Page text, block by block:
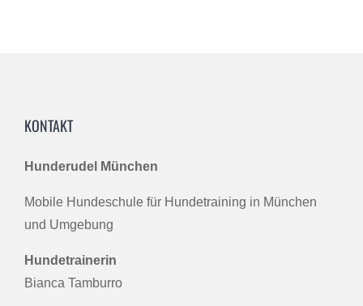
KONTAKT
Hunderudel München
Mobile Hundeschule für Hundetraining in München
und Umgebung
Hundetrainerin
Bianca Tamburro